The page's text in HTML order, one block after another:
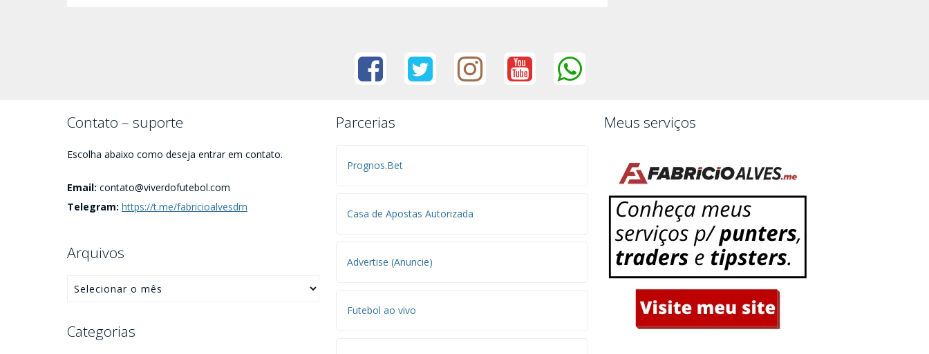
Contato – suporte
Escolha abaixo como deseja entrar em contato.
Email: contato@viverdofutebol.com
Telegram: https://t.me/fabricioalvesdm
Arquivos
Categorias
Parcerias
Prognos.Bet
Casa de Apostas Autorizada
Advertise (Anuncie)
Futebol ao vivo
Meus serviços